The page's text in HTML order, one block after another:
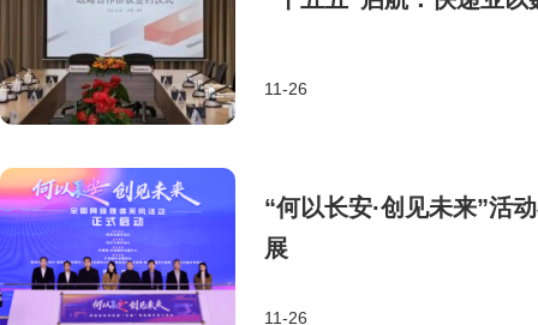
11-26
“何以长安·创见未来”活
展
11-26